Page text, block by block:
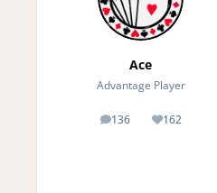
Ace
Advantage Player
136
posts 162
Reputation